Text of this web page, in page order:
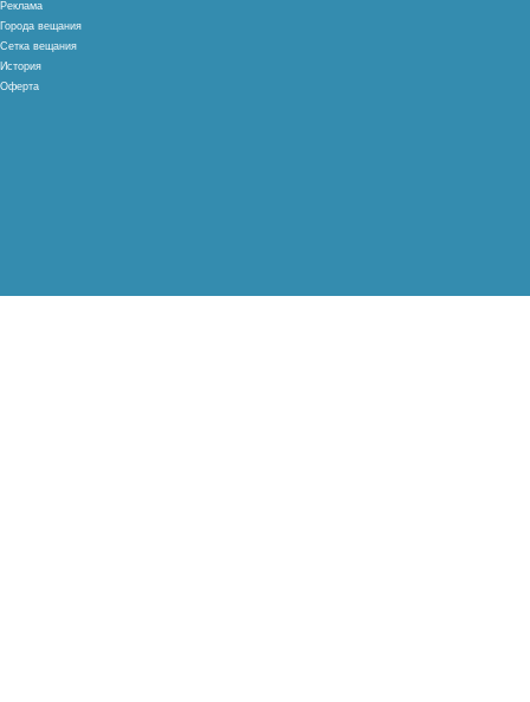
Реклама
Города вещания
Сетка вещания
История
Оферта